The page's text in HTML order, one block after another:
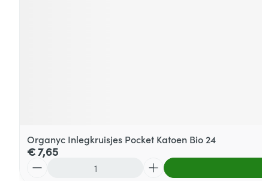
Organyc Inlegkruisjes Pocket Katoen Bio 24
€ 7,65